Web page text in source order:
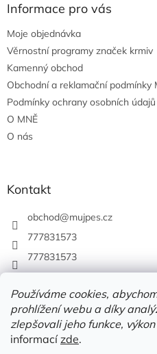
Používáme cookies,
prohlížení webu a díky
zlepšovali jeho funkce,
informacízde.
Informace pro vás
Moje objednávka
Věrnostní programy značek krmiv
Kamenný obchod
Obchodní a reklamační podmínky
Podmínky ochrany osobních údajů
O MNĚ
O nás
Kontakt
obchod@mujpes.cz
777831573
777831573